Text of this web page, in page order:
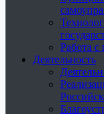
Работа
Деятельность